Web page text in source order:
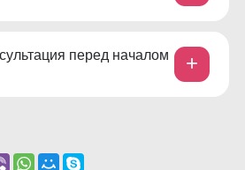
перед началом
+